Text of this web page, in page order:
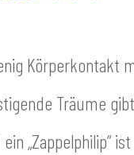
Körperkontakt
Träume
„Zappelphilip“